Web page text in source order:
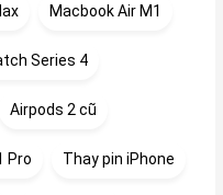
Macbook Air M1
Series 4
Airpods 2 cũ
Pro Thay pin iPhone